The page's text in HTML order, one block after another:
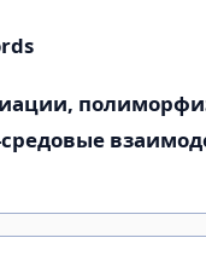
средовые